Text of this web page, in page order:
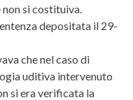
si costituiva.
depositata il 29-
che nel caso di
uditiva intervenuto
si era verificata la